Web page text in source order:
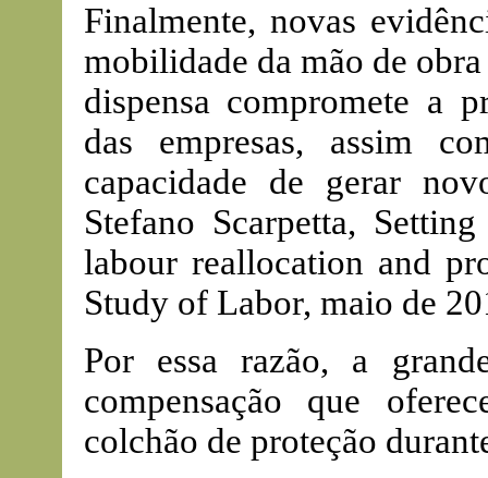
Finalmente, novas
mobilidade da mão de
dispensa compromete a
das empresas, assim
capacidade de gerar
Stefano Scarpetta,
labour reallocation and
Study of Labor, maio de
Por essa razão, a
compensação que
colchão de proteção